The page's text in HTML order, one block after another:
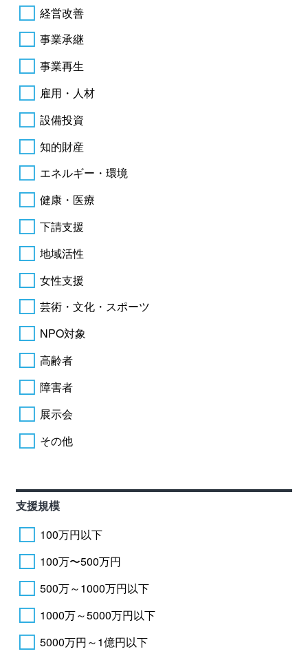
経営改善
事業承継
事業再生
雇用・人材
設備投資
知的財産
エネルギー・環境
健康・医療
下請支援
地域活性
女性支援
芸術・文化・スポーツ
NPO対象
高齢者
障害者
展示会
その他
支援規模
100万円以下
100万〜500万円
500万～1000万円以下
1000万～5000万円以下
5000万円～1億円以下